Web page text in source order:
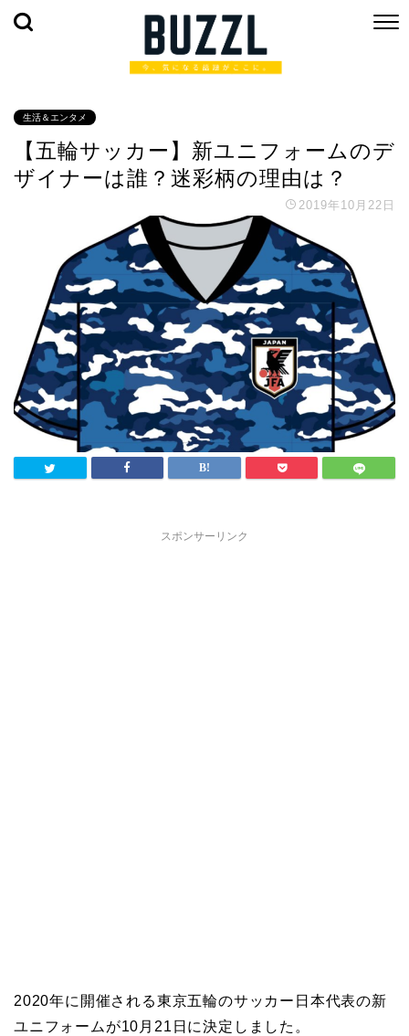
生活＆エンタメ
【五輪サッカー】新ユニフォームのデ
ザイナーは誰？迷彩柄の理由は？
2019年10月22日
スポンサーリンク
2020年に開催される東京五輪のサッカー日本代表の新
ユニフォームが10月21日に決定しました。